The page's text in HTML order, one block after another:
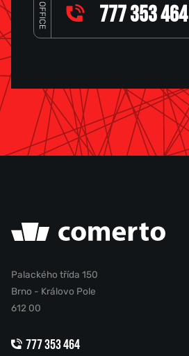
OFFICE 777 353 464
Palackého třída 150
Brno - Královo Pole
612 00
777 353 464